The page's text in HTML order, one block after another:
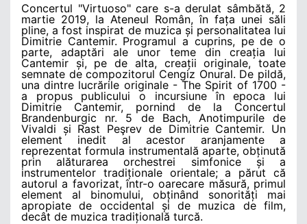
Concertul "Virtuoso" care s-a derulat sâmbătă, 2
martie 2019, la Ateneul Român, în fața unei săli
pline, a fost inspirat de muzica și personalitatea lui
Dimitrie Cantemir. Programul a cuprins, pe de o
parte, adaptări ale unor teme din creația lui
Cantemir și, pe de alta, creații originale, toate
semnate de compozitorul Cengiz Onural. De pildă,
una dintre lucrările originale - The Spirit of 1700 -
a propus publicului o incursiune în epoca lui
Dimitrie Cantemir, pornind de la Concertul
Brandenburgic nr. 5 de Bach, Anotimpurile de
Vivaldi și Rast Peşrev de Dimitrie Cantemir. Un
element inedit al acestor aranjamente a
reprezentat formula instrumentală aparte, obținută
prin alăturarea orchestrei simfonice și a
instrumentelor tradiționale orientale; a părut că
autorul a favorizat, într-o oarecare măsură, primul
element al binomului, obținând sonorități mai
apropiate de occidental și de muzica de film,
decât de muzica tradițională turcă.